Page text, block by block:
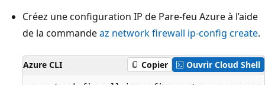
Créez une configuration IP de Pare-feu Azure à l’aide
de la commandeaz network firewall ip-config create.
Azure CLI Copier Ouvrir Cloud Shell